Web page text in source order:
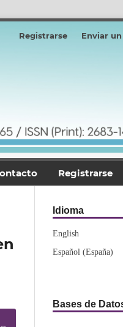
Registrarse
Registrarse Enviar
Idioma
English
Español (España)
Bases de